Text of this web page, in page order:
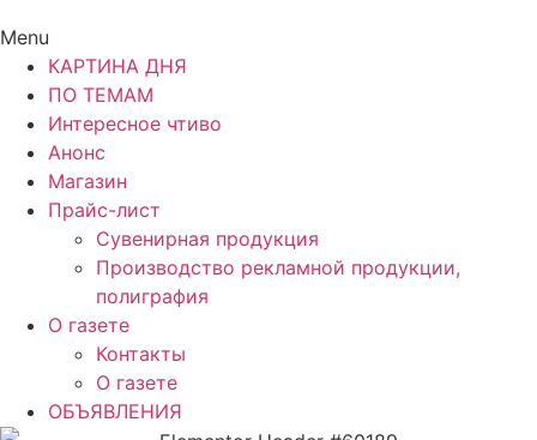
Menu
КАРТИНА ДНЯ
ПО ТЕМАМ
Интересное чтиво
Анонс
Магазин
Прайс-лист
Сувенирная продукция
Производство рекламной продукции,
полиграфия
О газете
Контакты
О газете
ОБЪЯВЛЕНИЯ